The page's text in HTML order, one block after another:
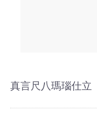
真言尺八瑪瑙仕立